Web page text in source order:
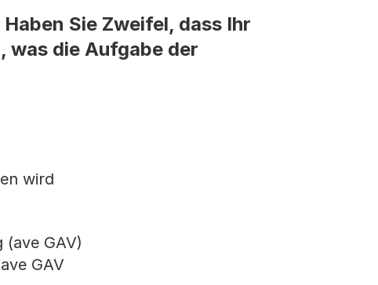
Sie Zweifel, dass Ihr
was die Aufgabe der
wird
GAV)
GAV